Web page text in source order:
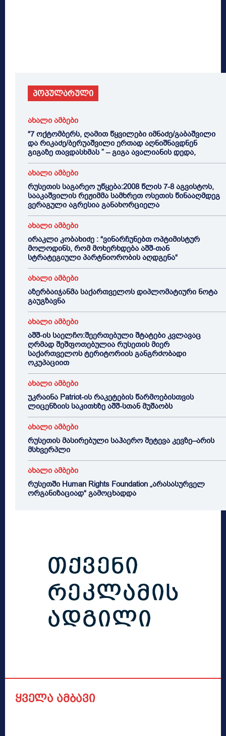
პოპულარული
ახალი ამბები
“7 ოქტომბერს, ღამით წყვილები იმნაძე/გაბაშვილი
და რიკაძე/ბერუაშვილი ერთად აღნიშნავდნენ
გიგაზე თავდასხმას ” – გიგა ავალიანის დედა,
ახალი ამბები
რუსეთის საგარეო უწყება:2008 წლის 7-8 აგვისტოს,
სააკაშვილის რეჟიმმა სამხრეთ ოსეთის წინააღმდეგ
ვერაგული აგრესია განახორციელა
ახალი ამბები
ირაკლი კობახიძე : “ვინარჩუნებთ ოპტიმისტურ
მოლოდინს, რომ მოხერხდება აშშ-თან
სტრატეგიული პარტნიორობის აღდგენა“
ახალი ამბები
აზერბაიჯანმა საქართველოს დიპლომატიური ნოტა
გაუგზავნა
ახალი ამბები
აშშ-ის საელჩო:შეერთებული შტატები კვლავაც
ღრმად შეშფოთებულია რუსეთის მიერ
საქართველოს ტერიტორიის განგრძობადი
ოკუპაციით
ახალი ამბები
უკრაინა Patriot-ის რაკეტების წარმოებისთვის
ლიცენზიის საკითხზე აშშ-სთან მუშაობს
ახალი ამბები
რუსეთის მასირებული საჰაერო შეტევა კევზე–არის
მსხვერპლი
ახალი ამბები
რუსეთში Human Rights Foundation „არასასურველ
ორგანიზაციად“ გამოცხადდა
ყველა ამბავი